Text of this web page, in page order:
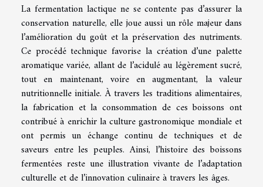
La fermentation lactique ne se contente pas d’assurer la
conservation naturelle, elle joue aussi un rôle majeur dans
l’amélioration du goût et la préservation des nutriments.
Ce procédé technique favorise la création d’une palette
aromatique variée, allant de l’acidulé au légèrement sucré,
tout en maintenant, voire en augmentant, la valeur
nutritionnelle initiale. À travers les traditions alimentaires,
la fabrication et la consommation de ces boissons ont
contribué à enrichir la culture gastronomique mondiale et
ont permis un échange continu de techniques et de
saveurs entre les peuples. Ainsi, l’histoire des boissons
fermentées reste une illustration vivante de l’adaptation
culturelle et de l’innovation culinaire à travers les âges.